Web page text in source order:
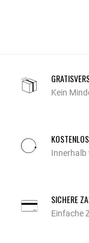
Kein
Innerhalb
SICHERE
Einfache